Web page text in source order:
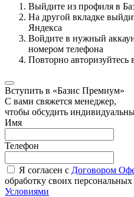
Выйдите из профиля в
На другой вкладке
Яндекса
Войдите в нужный
номером телефона
Повторно авторизуйтесь
Вступить в «Базис Премиум»
С вами свяжется менеджер,
чтобы обсудить
Имя
Телефон
Я согласен с Договором
обработку своих
Условиями